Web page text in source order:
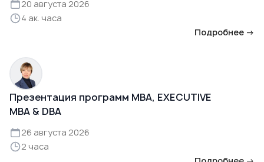
20 августа 2026
4 ак. часа
Подробнее →
Презентация программ MBA, EXECUTIVE
MBA & DBA
26 августа 2026
2 часа